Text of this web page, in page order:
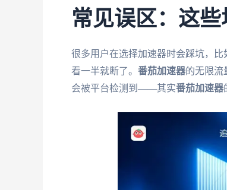
常见误区：这
很多用户在选择加速器时会踩坑，比
看一半就断了。 番茄加速器的无限流
会被平台检测到——其实番茄加速器